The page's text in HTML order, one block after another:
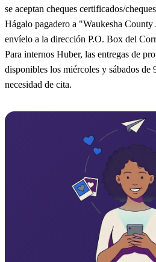
se aceptan cheques certificados/
Hágalo pagadero a "Waukesha
envíelo a la dirección P.O. Box del
Para internos Huber, las entregas de
disponibles los miércoles y sábados de
necesidad de cita.